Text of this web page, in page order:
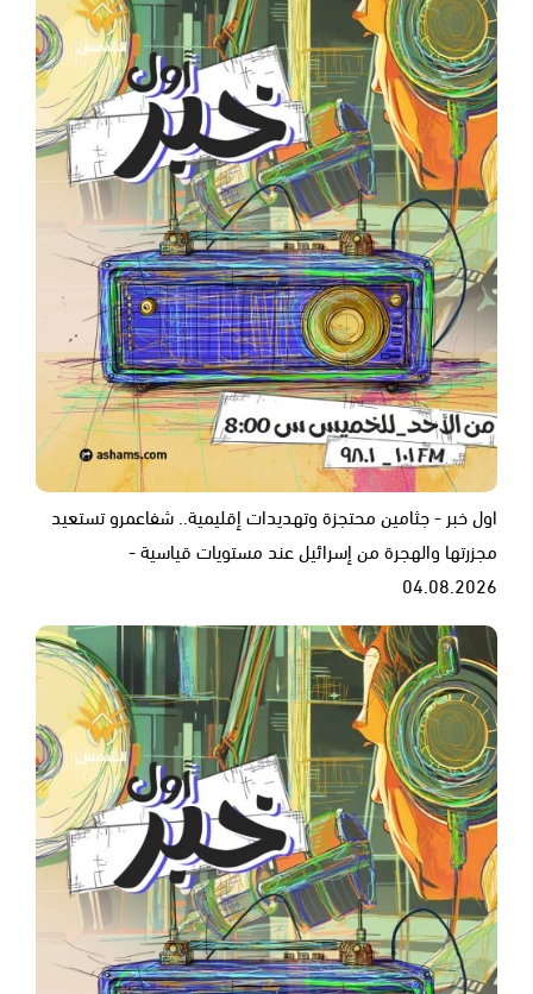
اول خبر - جثامين محتجزة وتهديدات إقليمية.. شفاعمرو تستعيد
مجزرتها والهجرة من إسرائيل عند مستويات قياسية -
04.08.2026